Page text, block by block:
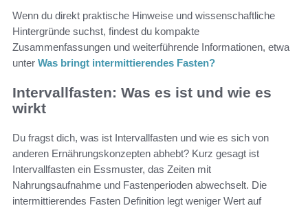
Wenn du direkt praktische Hinweise und wissenschaftliche
Hintergründe suchst, findest du kompakte
Zusammenfassungen und weiterführende Informationen, etwa
unter Was bringt intermittierendes Fasten?
Intervallfasten: Was es ist und wie es
wirkt
Du fragst dich, was ist Intervallfasten und wie es sich von
anderen Ernährungskonzepten abhebt? Kurz gesagt ist
Intervallfasten ein Essmuster, das Zeiten mit
Nahrungsaufnahme und Fastenperioden abwechselt. Die
intermittierendes Fasten Definition legt weniger Wert auf